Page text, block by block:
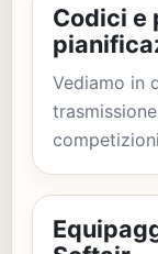
Codici e
Vediamo in